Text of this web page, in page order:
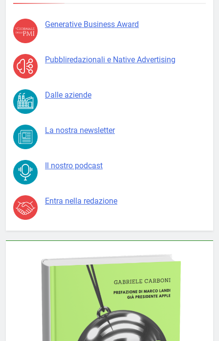
Generative Business Award
Pubbliredazionali e Native Advertising
Dalle aziende
La nostra newsletter
Il nostro podcast
Entra nella redazione